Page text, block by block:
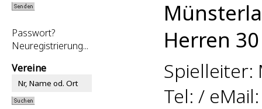
Passwort?
Neuregistrierung...
Vereine
Herren
Spielleiter:
Tel: /